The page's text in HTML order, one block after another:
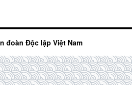
đoàn Độc lập Việt Nam